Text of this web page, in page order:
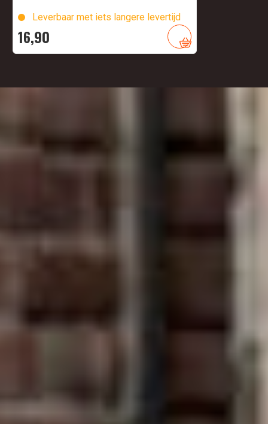
Leverbaar met iets langere levertijd
16,90